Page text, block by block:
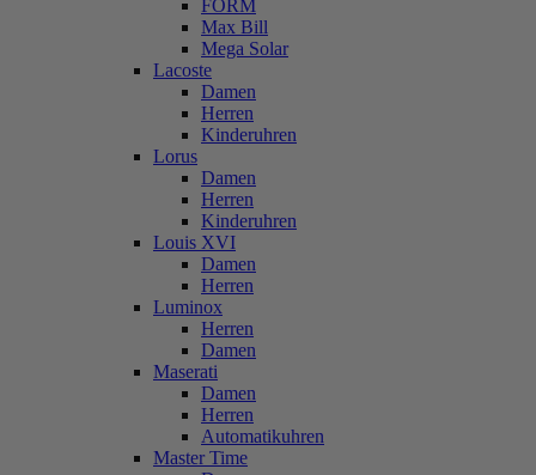
FORM
Max Bill
Mega Solar
Lacoste
Damen
Herren
Kinderuhren
Lorus
Damen
Herren
Kinderuhren
Louis XVI
Damen
Herren
Luminox
Herren
Damen
Maserati
Damen
Herren
Automatikuhren
Master Time